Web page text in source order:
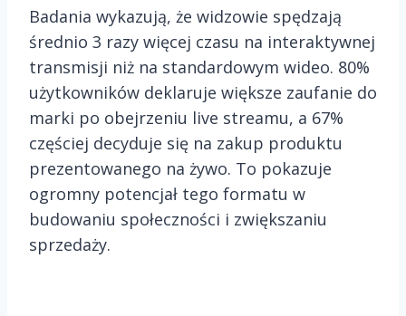
Badania wykazują, że widzowie spędzają
średnio 3 razy więcej czasu na interaktywnej
transmisji niż na standardowym wideo. 80%
użytkowników deklaruje większe zaufanie do
marki po obejrzeniu live streamu, a 67%
częściej decyduje się na zakup produktu
prezentowanego na żywo. To pokazuje
ogromny potencjał tego formatu w
budowaniu społeczności i zwiększaniu
sprzedaży.